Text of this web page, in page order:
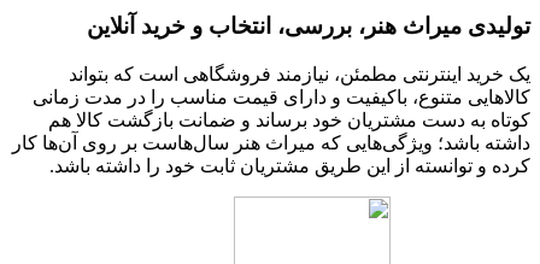
تولیدی میراث هنر، بررسی، انتخاب و خرید آنلاین
یک خرید اینترنتی مطمئن، نیازمند فروشگاهی است که بتواند
کالاهایی متنوع، باکیفیت و دارای قیمت مناسب را در مدت زمانی
کوتاه به دست مشتریان خود برساند و ضمانت بازگشت کالا هم
داشته باشد؛ ویژگی‌هایی که میراث هنر سال‌هاست بر روی آن‌ها کار
کرده و توانسته از این طریق مشتریان ثابت خود را داشته باشد.